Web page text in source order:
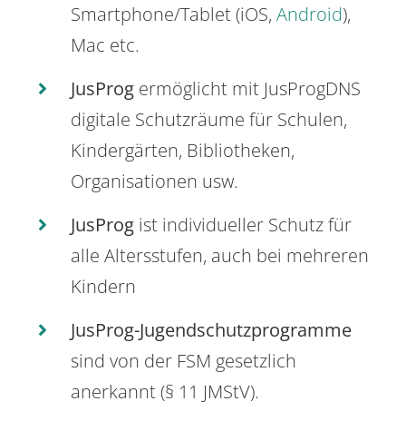
Smartphone/Tablet (iOS, Android),
Mac etc.
JusProg ermöglicht mit JusProgDNS
digitale Schutzräume für Schulen,
Kindergärten, Bibliotheken,
Organisationen usw.
JusProg ist individueller Schutz für
alle Altersstufen, auch bei mehreren
Kindern
JusProg-Jugendschutzprogramme
sind von der FSM gesetzlich
anerkannt (§ 11 JMStV).